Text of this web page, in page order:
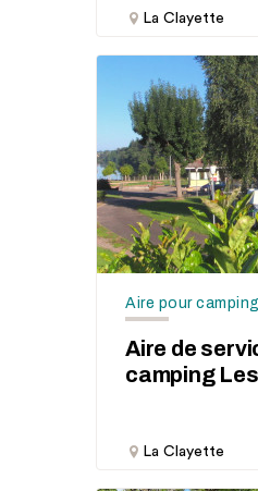
La Clayette
Aire pour
Aire de
camping
La Clayette